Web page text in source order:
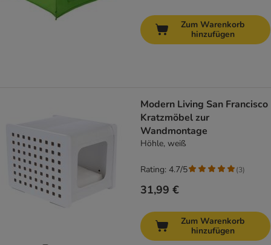
Zum Warenkorb
hinzufügen
Modern Living San Francisco
Kratzmöbel zur
Wandmontage
Höhle, weiß
31,99 €
Rating: 4.7/5 (3)
Zum Warenkorb
hinzufügen